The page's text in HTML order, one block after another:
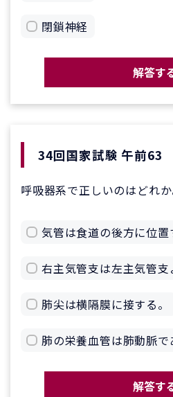
閉鎖神経
解答す
34回国家試験 午前63
呼吸器系で正しいのはどれか
気管は食道の後方に位置
右主気管支は左主気管支
肺尖は横隔膜に接する。
肺の栄養血管は肺動脈で
解答す